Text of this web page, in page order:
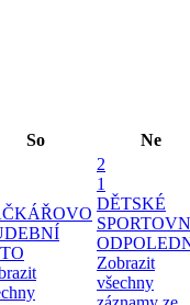
So Ne
2
1
DĚTSKÉ
Zobrazit
všechny